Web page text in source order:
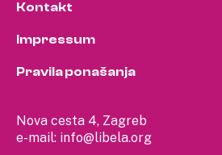
Nova cesta 4, Zagreb
e-mail: info@libela.org
Kontakt
Impressum
Pravila ponašanja